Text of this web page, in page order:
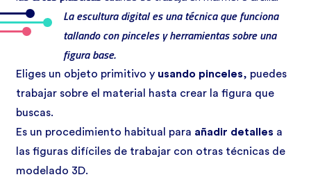
La escultura digital es una técnica que funciona
tallando con pinceles y herramientas sobre una
figura base.
Eliges un objeto primitivo y usando pinceles, puedes
trabajar sobre el material hasta crear la figura que
buscas.
Es un procedimiento habitual para añadir detalles a
las figuras difíciles de trabajar con otras técnicas de
modelado 3D.